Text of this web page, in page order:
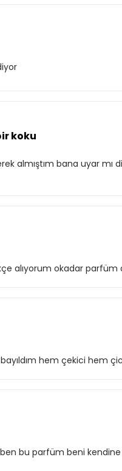
koku
almıştım bana uyar mı
alıyorum okadar
bayıldım hem çekici hem
bu parfüm beni